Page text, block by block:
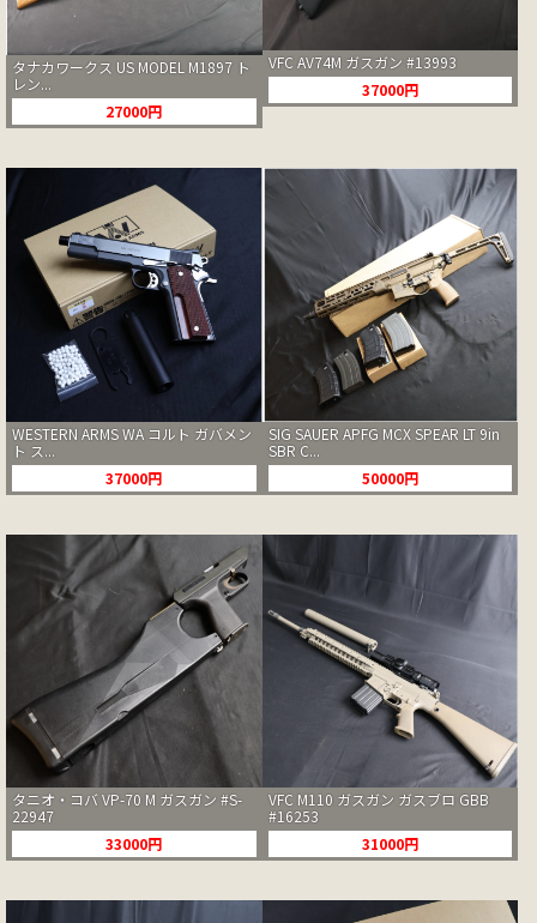
タナカワークス US MODEL M1897 ト
レン...
27000円
VFC AV74M ガスガン #13993
37000円
WESTERN ARMS WA コルト ガバメン
ト ス...
37000円
SIG SAUER APFG MCX SPEAR LT 9in
SBR C...
50000円
タニオ・コバ VP-70 M ガスガン #S-
22947
33000円
VFC M110 ガスガン ガスブロ GBB
#16253
31000円